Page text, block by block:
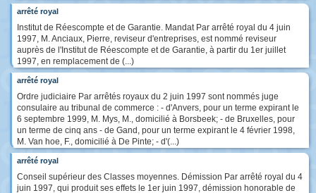
arrêté royal
Institut de Réescompte et de Garantie. Mandat Par arrêté royal du 4 juin
1997, M. Anciaux, Pierre, reviseur d'entreprises, est nommé reviseur
auprès de l'Institut de Réescompte et de Garantie, à partir du 1er juillet
1997, en remplacement de (...)
arrêté royal
Ordre judiciaire Par arrêtés royaux du 2 juin 1997 sont nommés juge
consulaire au tribunal de commerce : - d'Anvers, pour un terme expirant le
6 septembre 1999, M. Mys, M., domicilié à Borsbeek; - de Bruxelles, pour
un terme de cinq ans - de Gand, pour un terme expirant le 4 février 1998,
M. Van hoe, F., domicilié à De Pinte; - d'(...)
arrêté royal
Conseil supérieur des Classes moyennes. Démission Par arrêté royal du 4
juin 1997, qui produit ses effets le 1er juin 1997, démission honorable de